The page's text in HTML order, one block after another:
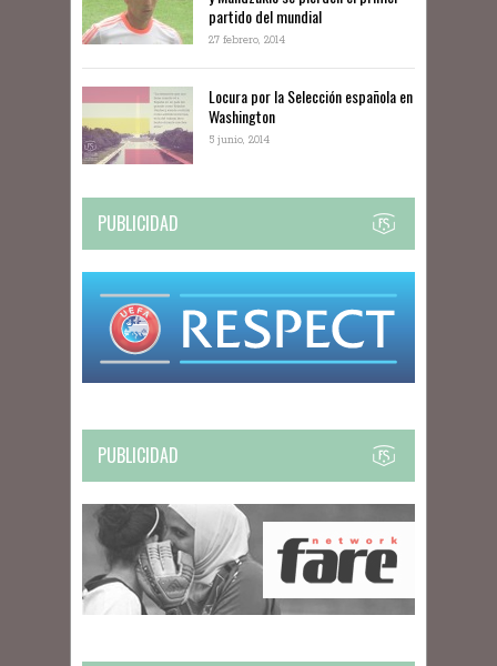
partido del mundial
27 febrero, 2014
Locura por la Selección española en
Washington
5 junio, 2014
PUBLICIDAD
PUBLICIDAD